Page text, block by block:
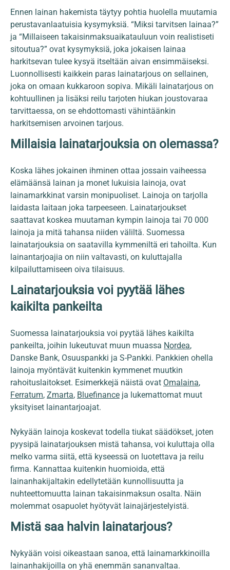
Ennen lainan hakemista täytyy pohtia huolella muutamia
perustavanlaatuisia kysymyksiä. “Miksi tarvitsen lainaa?”
ja “Millaiseen takaisinmaksuaikatauluun voin realistiseti
sitoutua?” ovat kysymyksiä, joka jokaisen lainaa
harkitsevan tulee kysyä itseltään aivan ensimmäiseksi.
Luonnollisesti kaikkein paras lainatarjous on sellainen,
joka on omaan kukkaroon sopiva. Mikäli lainatarjous on
kohtuullinen ja lisäksi reilu tarjoten hiukan joustovaraa
tarvittaessa, on se ehdottomasti vähintäänkin
harkitsemisen arvoinen tarjous.
Millaisia lainatarjouksia on olemassa?
Koska lähes jokainen ihminen ottaa jossain vaiheessa
elämäänsä lainan ja monet lukuisia lainoja, ovat
lainamarkkinat varsin monipuoliset. Lainoja on tarjolla
laidasta laitaan joka tarpeeseen. Lainatarjoukset
saattavat koskea muutaman kympin lainoja tai 70 000
lainoja ja mitä tahansa niiden väliltä. Suomessa
lainatarjouksia on saatavilla kymmeniltä eri tahoilta. Kun
lainantarjoajia on niin valtavasti, on kuluttajalla
kilpailuttamiseen oiva tilaisuus.
Lainatarjouksia voi pyytää lähes
kaikilta pankeilta
Suomessa lainatarjouksia voi pyytää lähes kaikilta
pankeilta, joihin lukeutuvat muun muassa Nordea,
Danske Bank, Osuuspankki ja S-Pankki. Pankkien ohella
lainoja myöntävät kuitenkin kymmenet muutkin
rahoituslaitokset. Esimerkkejä näistä ovat Omalaina,
Ferratum, Zmarta, Bluefinance ja lukemattomat muut
yksityiset lainantarjoajat.
Nykyään lainoja koskevat todella tiukat säädökset, joten
pyysipä lainatarjouksen mistä tahansa, voi kuluttaja olla
melko varma siitä, että kyseessä on luotettava ja reilu
firma. Kannattaa kuitenkin huomioida, että
lainanhakijaltakin edellytetään kunnollisuutta ja
nuhteettomuutta lainan takaisinmaksun osalta. Näin
molemmat osapuolet hyötyvät lainajärjestelyistä.
Mistä saa halvin lainatarjous?
Nykyään voisi oikeastaan sanoa, että lainamarkkinoilla
lainanhakijoilla on yhä enemmän sananvaltaa.